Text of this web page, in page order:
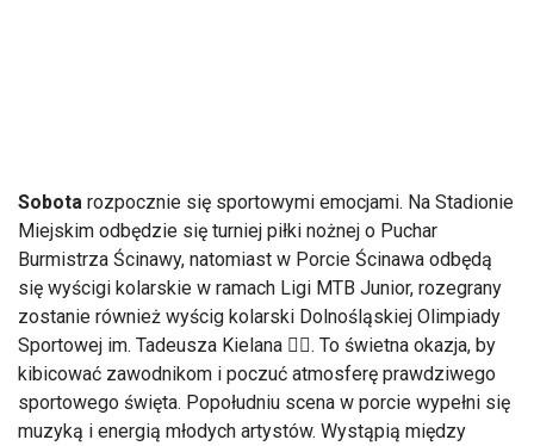
Sobota rozpocznie się sportowymi emocjami. Na Stadionie
Miejskim odbędzie się turniej piłki nożnej o Puchar
Burmistrza Ścinawy, natomiast w Porcie Ścinawa odbędą
się wyścigi kolarskie w ramach Ligi MTB Junior, rozegrany
zostanie również wyścig kolarski Dolnośląskiej Olimpiady
Sportowej im. Tadeusza Kielana 🚴‍♂️. To świetna okazja, by
kibicować zawodnikom i poczuć atmosferę prawdziwego
sportowego święta. Popołudniu scena w porcie wypełni się
muzyką i energią młodych artystów. Wystąpią między